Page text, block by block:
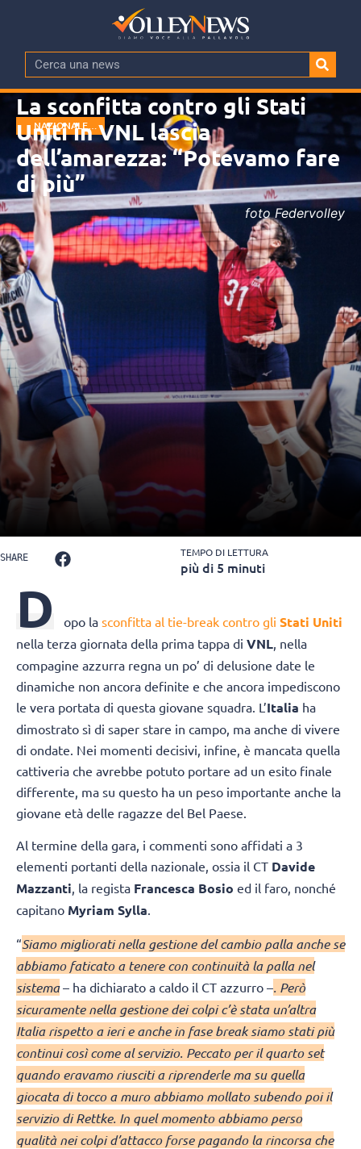
NAZIONALE
FEMMINILE
La sconfitta contro gli Stati
Uniti in VNL lascia
dell’amarezza: “Potevamo fare
di più”
foto Federvolley
SHARE TEMPO DI LETTURA
più di 5 minuti
D opo la sconfitta al tie-break contro gli Stati Uniti
nella terza giornata della prima tappa di VNL, nella
compagine azzurra regna un po’ di delusione date le
dinamiche non ancora definite e che ancora impediscono
le vera portata di questa giovane squadra. L’Italia ha
dimostrato sì di saper stare in campo, ma anche di vivere
di ondate. Nei momenti decisivi, infine, è mancata quella
cattiveria che avrebbe potuto portare ad un esito finale
differente, ma su questo ha un peso importante anche la
giovane età delle ragazze del Bel Paese.
Al termine della gara, i commenti sono affidati a 3
elementi portanti della nazionale, ossia il CT Davide
Mazzanti, la regista Francesca Bosio ed il faro, nonché
capitano Myriam Sylla.
“Siamo migliorati nella gestione del cambio palla anche se
abbiamo faticato a tenere con continuità la palla nel
sistema– ha dichiarato a caldo il CT azzurro –. Però
sicuramente nella gestione dei colpi c’è stata un’altra
Italia rispetto a ieri e anche in fase break siamo stati più
continui così come al servizio. Peccato per il quarto set
quando eravamo riusciti a riprenderle ma su quella
giocata di tocco a muro abbiamo mollato subendo poi il
servizio di Rettke. In quel momento abbiamo perso
qualità nei colpi d’attacco forse pagando la rincorsa che